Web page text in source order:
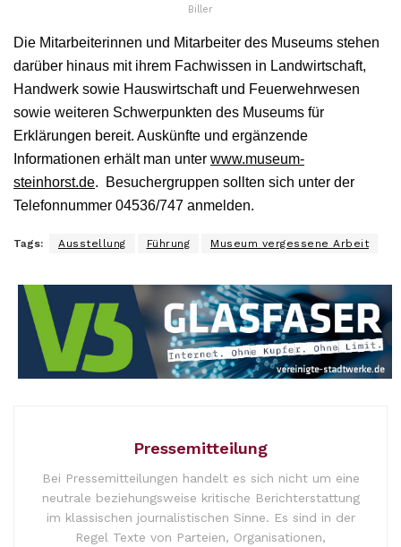
Biller
Die Mitarbeiterinnen und Mitarbeiter des Museums stehen
darüber hinaus mit ihrem Fachwissen in Landwirtschaft,
Handwerk sowie Hauswirtschaft und Feuerwehrwesen
sowie weiteren Schwerpunkten des Museums für
Erklärungen bereit. Auskünfte und ergänzende
Informationen erhält man unter www.museum-
steinhorst.de. Besuchergruppen sollten sich unter der
Telefonnummer 04536/747 anmelden.
Tags: Ausstellung Führung Museum vergessene Arbeit
Pressemitteilung
Bei Pressemitteilungen handelt es sich nicht um eine
neutrale beziehungsweise kritische Berichterstattung
im klassischen journalistischen Sinne. Es sind in der
Regel Texte von Parteien, Organisationen,